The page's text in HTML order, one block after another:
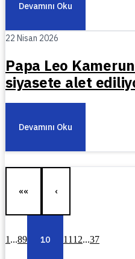
Devamını Oku
22 Nisan 2026
Papa Leo
siyasete alet
Devamını Oku
«« ‹
1 ...89 10 11 12...37